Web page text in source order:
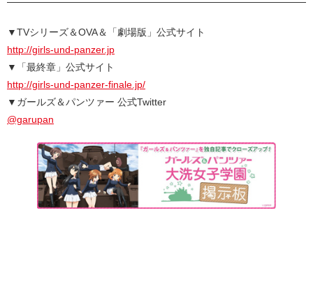
▼TVシリーズ＆OVA＆「劇場版」公式サイト
http://girls-und-panzer.jp
▼「最終章」公式サイト
http://girls-und-panzer-finale.jp/
▼ガールズ＆パンツァー 公式Twitter
@garupan